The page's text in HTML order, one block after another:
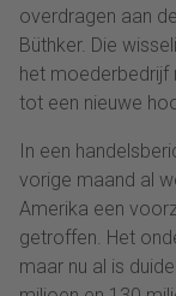
overdragen aan
Büthker. Die
het moederbedrijf
tot een nieuwe
In een
vorige maand al
Amerika een
getroffen. Het
maar nu al is